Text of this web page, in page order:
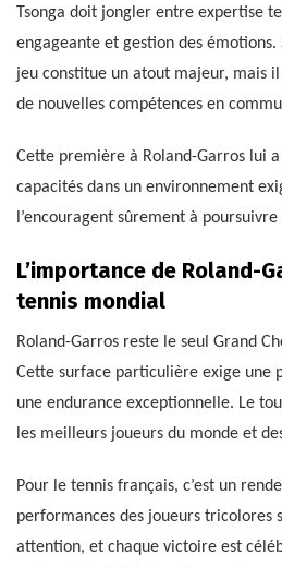
Tsonga doit jongler entre expertise
engageante et gestion des émotions.
jeu constitue un atout majeur, mais
de nouvelles compétences en
Cette première à Roland-Garros lui
capacités dans un environnement
l’encouragent sûrement à
L’importance de Roland-
tennis mondial
Roland-Garros reste le seul Grand
Cette surface particulière exige une
une endurance exceptionnelle. Le
les meilleurs joueurs du monde et
Pour le tennis français, c’est un
performances des joueurs tricolores
attention, et chaque victoire est